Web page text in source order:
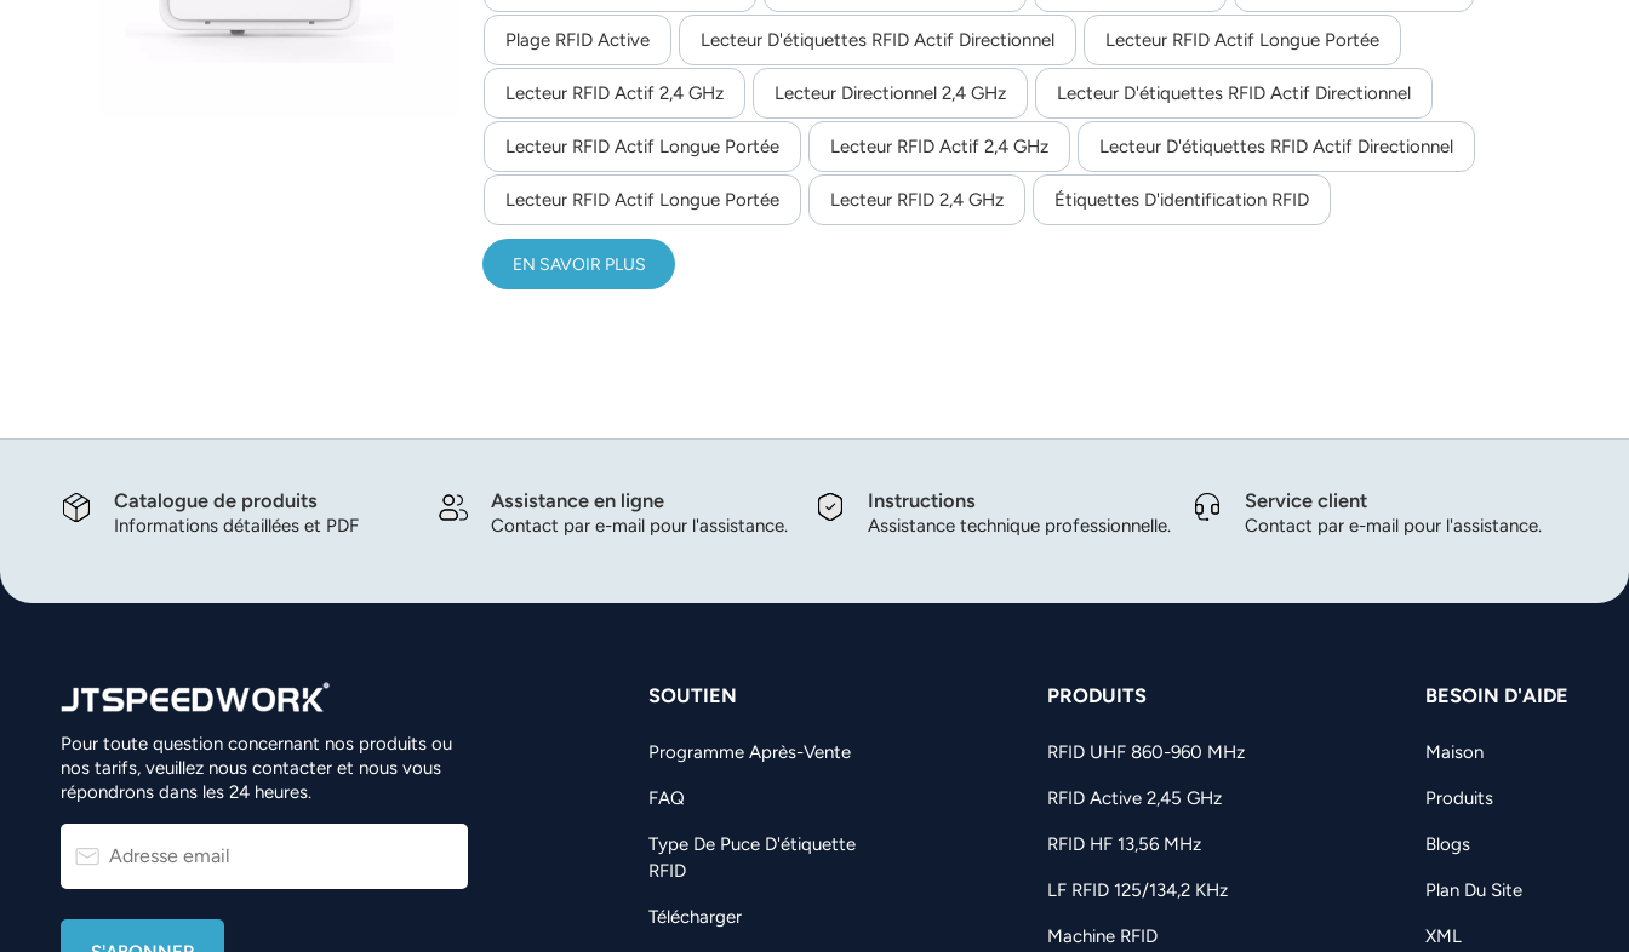
Plage RFID Active Lecteur D'étiquettes RFID Actif Directionnel Lecteur RFID Actif Longue Portée
Lecteur RFID Actif 2,4 GHz Lecteur Directionnel 2,4 GHz Lecteur D'étiquettes RFID Actif Directionnel
Lecteur RFID Actif Longue Portée Lecteur RFID Actif 2,4 GHz Lecteur D'étiquettes RFID Actif Directionnel
Lecteur RFID Actif Longue Portée Lecteur RFID 2,4 GHz Étiquettes D'identification RFID
EN SAVOIR PLUS
Catalogue de produits
Informations détaillées et PDF
Assistance en ligne
Contact par e-mail pour l'assistance.
Instructions
Assistance technique professionnelle.
Service client
Contact par e-mail pour l'assistance.
Pour toute question concernant nos produits ou
nos tarifs, veuillez nous contacter et nous vous
répondrons dans les 24 heures.
SOUTIEN
Programme Après-Vente
FAQ
Type De Puce D'étiquette
RFID
Télécharger
PRODUITS
RFID UHF 860-960 MHz
RFID Active 2,45 GHz
RFID HF 13,56 MHz
LF RFID 125/134,2 KHz
Machine RFID
BESOIN D'AIDE
Maison
Produits
Blogs
Plan Du Site
XML